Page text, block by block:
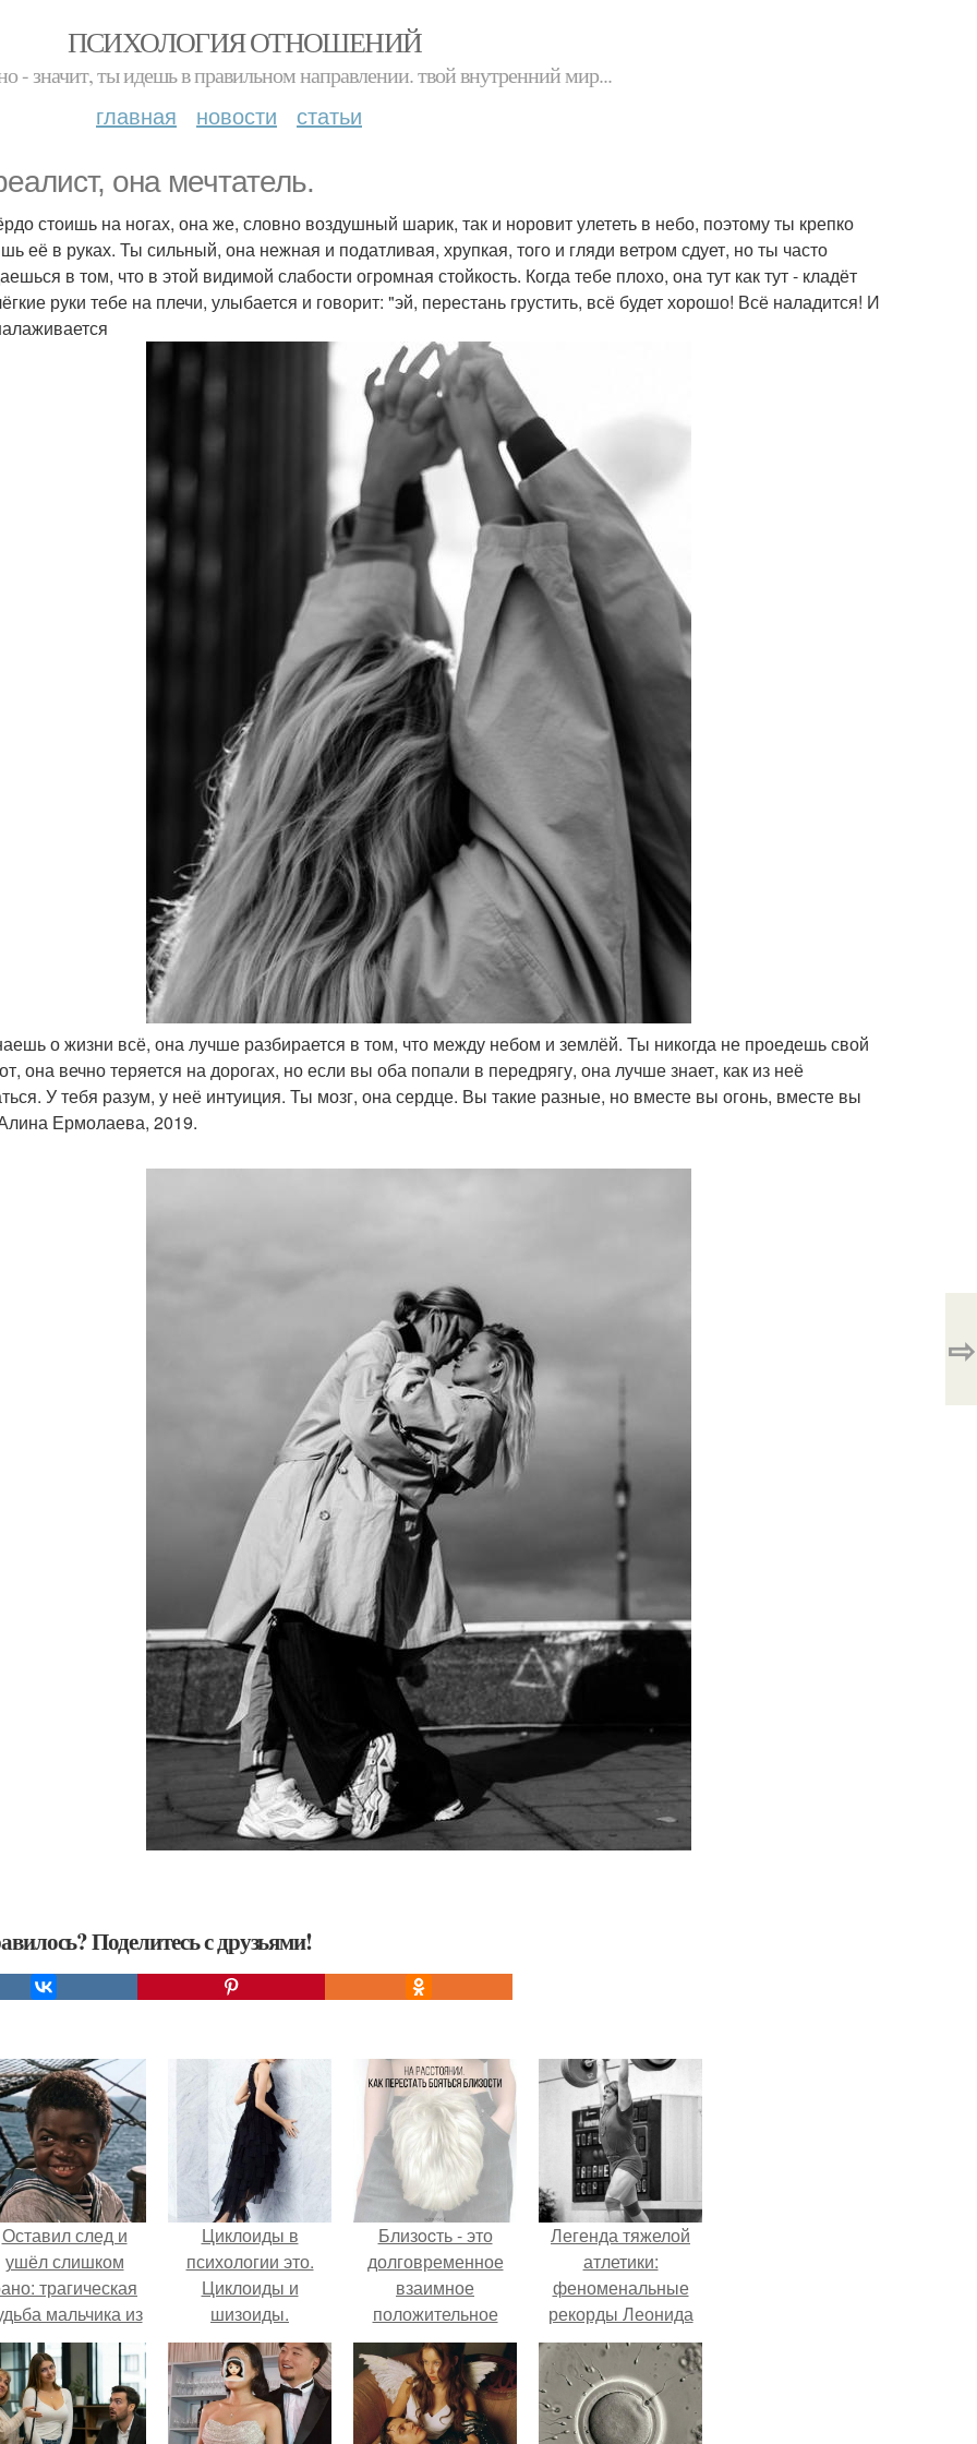
ПСИХОЛОГИЯ ОТНОШЕНИЙ
- значит, ты идешь в правильном направлении. твой внутренний мир...
главная новости статьи
она мечтатель.
стоишь на ногах, она же, словно воздушный шарик, так и норовит улететь в небо, поэтому ты крепко
её в руках. Ты сильный, она нежная и податливая, хрупкая, того и гляди ветром сдует, но ты часто
в том, что в этой видимой слабости огромная стойкость. Когда тебе плохо, она тут как тут - кладёт
руки тебе на плечи, улыбается и говорит: "эй, перестань грустить, всё будет хорошо! Всё наладится! И
о жизни всё, она лучше разбирается в том, что между небом и землёй. Ты никогда не проедешь свой
она вечно теряется на дорогах, но если вы оба попали в передрягу, она лучше знает, как из неё
У тебя разум, у неё интуиция. Ты мозг, она сердце. Вы такие разные, но вместе вы огонь, вместе вы
Ермолаева, 2019.
Поделитесь с друзьями!
⇨
Оставил след и
ушёл слишком
трагическая
мальчика из
фильма
"Максимка".
Циклоиды в
психологии это.
Циклоиды и
шизоиды.
Близocть - это
долговременное
взаимное
положительное
эмоциональное
вовлечение,
взаимодействие.
Легенда тяжелой
атлетики:
феноменальные
рекорды Леонида
Тараненко.